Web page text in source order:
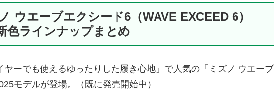
ウエーブエクシード6（WAVE EXCEED 6）
色ラインナップまとめ
ヤーでも使えるゆったりした履き心地」で人気の「ミズノ ウエーブ
モデルが登場。（既に発売開始中）